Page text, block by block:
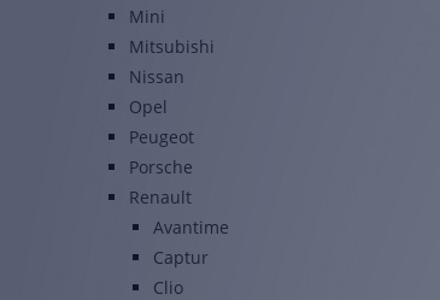
Mini
Mitsubishi
Nissan
Opel
Peugeot
Porsche
Renault
Avantime
Captur
Clio